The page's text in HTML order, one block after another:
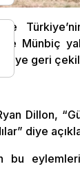
Münbiç
geri
Dillon,
diye
bu